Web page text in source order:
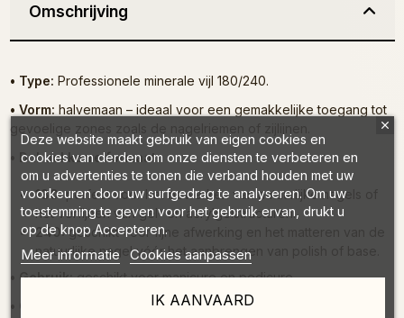
Omschrijving
• Type: Professionele minerale vijl 180/240.
• Vorm: halvemaan – ideaal voor een gemakkelijke toegang tot
• Dubbel korrelformaat:
180:perfect voor het bewerken van natuurlijke nagels of
het verfijnen van gel- en acrylgelstructuren.
240:geschikt voor fijne afwerking en het matteren van de
natuurlijke nagel vóór het aanbrengen van polish of base.
• Gebruik:geschikt voor manicure en pedicure.
maakt het gemakkelijker om rond de
Deze website maakt gebruik van eigen cookies en
cookies van derden om onze diensten te verbeteren en
om u advertenties te tonen die verband houden met uw
voorkeuren door uw surfgedrag te analyseren. Om uw
toestemming te geven voor het gebruik ervan, drukt u
op de knop Accepteren.
Meer informatie Cookies aanpassen
IK AANVAARD